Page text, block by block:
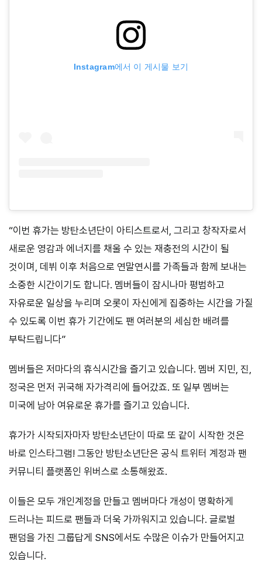
Instagram에서 이 게시물 보기
“이번 휴가는 방탄소년단이 아티스트로서, 그리고 창작자로서
새로운 영감과 에너지를 채울 수 있는 재충전의 시간이 될
것이며, 데뷔 이후 처음으로 연말연시를 가족들과 함께 보내는
소중한 시간이기도 합니다. 멤버들이 잠시나마 평범하고
자유로운 일상을 누리며 오롯이 자신에게 집중하는 시간을 가질
수 있도록 이번 휴가 기간에도 팬 여러분의 세심한 배려를
부탁드립니다”
멤버들은 저마다의 휴식시간을 즐기고 있습니다. 멤버 지민, 진,
정국은 먼저 귀국해 자가격리에 들어갔죠. 또 일부 멤버는
미국에 남아 여유로운 휴가를 즐기고 있습니다.
휴가가 시작되자마자 방탄소년단이 따로 또 같이 시작한 것은
바로 인스타그램! 그동안 방탄소년단은 공식 트위터 계정과 팬
커뮤니티 플랫폼인 위버스로 소통해왔죠.
이들은 모두 개인계정을 만들고 멤버마다 개성이 명확하게
드러나는 피드로 팬들과 더욱 가까워지고 있습니다. 글로벌
팬덤을 가진 그룹답게 SNS에서도 수많은 이슈가 만들어지고
있습니다.